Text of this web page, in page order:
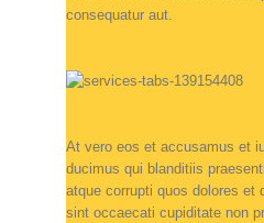
consequatur aut.
At vero eos et accusamus et
ducimus qui blanditiis
atque corrupti quos dolores et
sint occaecati cupiditate non